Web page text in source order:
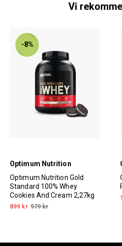
Vi
-8%
Optimum Nutrition
Optimum Nutrition Gold
Standard 100% Whey
Cookies And Cream 2,27kg
899 kr 979 kr